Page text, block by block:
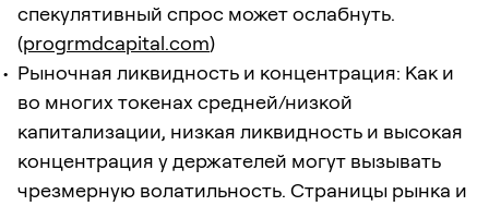
спекулятивный спрос может ослабнуть.
(progrmdcapital.com)
Рыночная ликвидность и концентрация: Как и
во многих токенах средней/низкой
капитализации, низкая ликвидность и высокая
концентрация у держателей могут вызывать
чрезмерную волатильность. Страницы рынка и